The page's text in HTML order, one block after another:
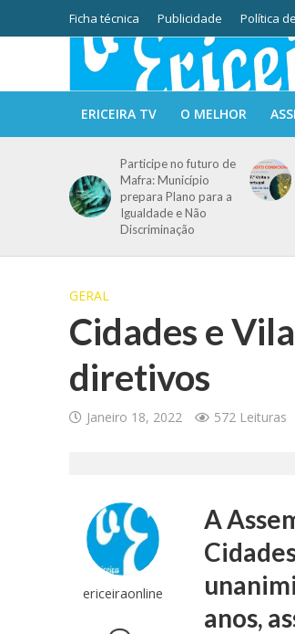
Ficha técnica Publicidade Política
ERICEIRA TV O MELHOR
Participe no futuro de
Mafra: Município
prepara Plano para a
Igualdade e Não
Discriminação
GERAL
Cidades e
diretivos
Janeiro 18, 2022 572 Leituras
ericeiraonline
A
anos,